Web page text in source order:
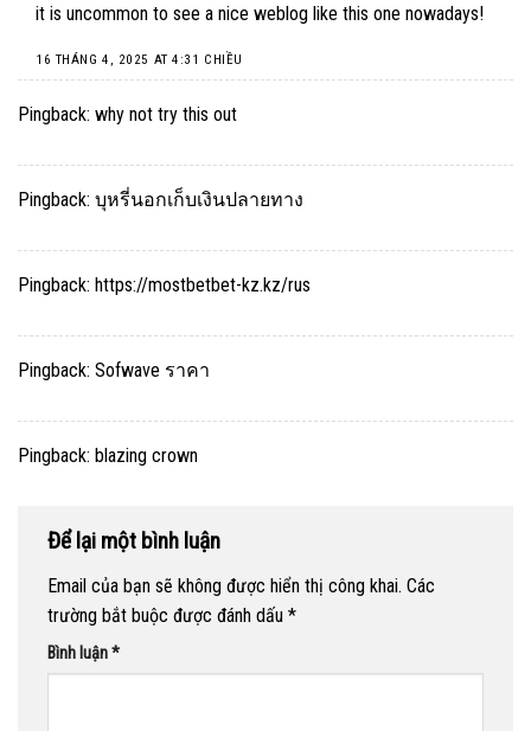
it is uncommon to see a nice weblog like this one nowadays!
16 THÁNG 4, 2025 AT 4:31 CHIỀU
Pingback: why not try this out
Pingback: บุหรี่นอกเก็บเงินปลายทาง
Pingback: https://mostbetbet-kz.kz/rus
Pingback: Sofwave ราคา
Pingback: blazing crown
Để lại một bình luận
Email của bạn sẽ không được hiển thị công khai. Các
trường bắt buộc được đánh dấu *
Bình luận*